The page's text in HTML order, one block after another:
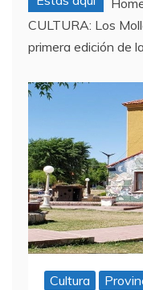
CULTURA: Los
primera edición de
Cultura